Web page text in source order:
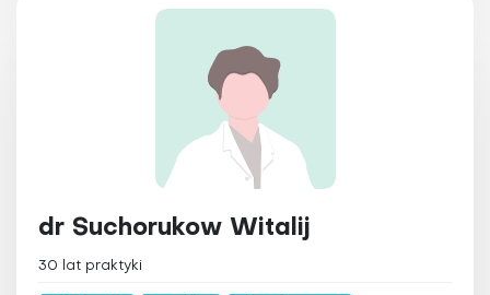
dr Suchorukow Witalij
30 lat praktyki